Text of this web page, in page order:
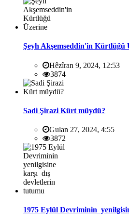
Şeyh Akşemseddin'in Kürtlüğü
Hêzîran 9, 2024, 12:53
3874
Sadi Şirazi Kürt müydü?
Gulan 27, 2024, 4:55
3872
1975 Eylül Devriminin